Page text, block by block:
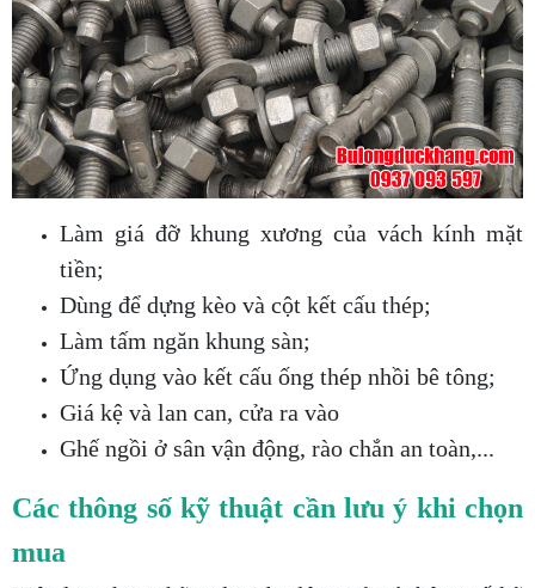
Làm giá đỡ khung xương của vách kính mặt
tiền;
Dùng để dựng kèo và cột kết cấu thép;
Làm tấm ngăn khung sàn;
Ứng dụng vào kết cấu ống thép nhồi bê tông;
Giá kệ và lan can, cửa ra vào
Ghế ngồi ở sân vận động, rào chắn an toàn,...
Các thông số kỹ thuật cần lưu ý khi chọn
mua